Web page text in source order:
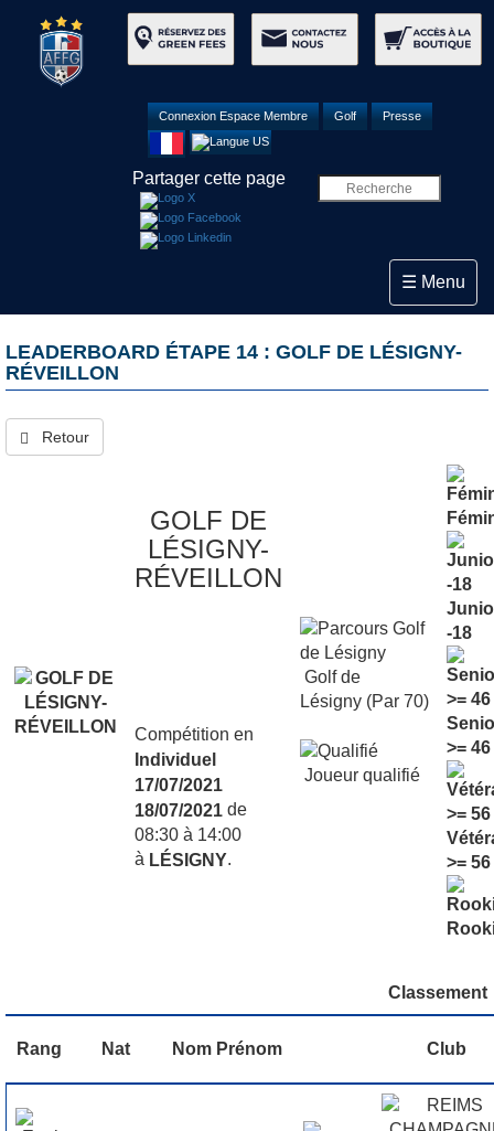
Connexion Espace Membre Golf Presse
Partager cette page
Toggle
☰ Menu
LEADERBOARD ÉTAPE 14 : GOLF DE LÉSIGNY-
RÉVEILLON
Retour
GOLF DE
LÉSIGNY-
RÉVEILLON
Golf de
Lésigny (Par 70)
Joueur qualifié
-18
>= 46
>= 56
Compétition en
Individuel
17/07/2021
18/07/2021 de
08:30 à 14:00
à LÉSIGNY.
Classement
Rang Nat Nom Prénom Club